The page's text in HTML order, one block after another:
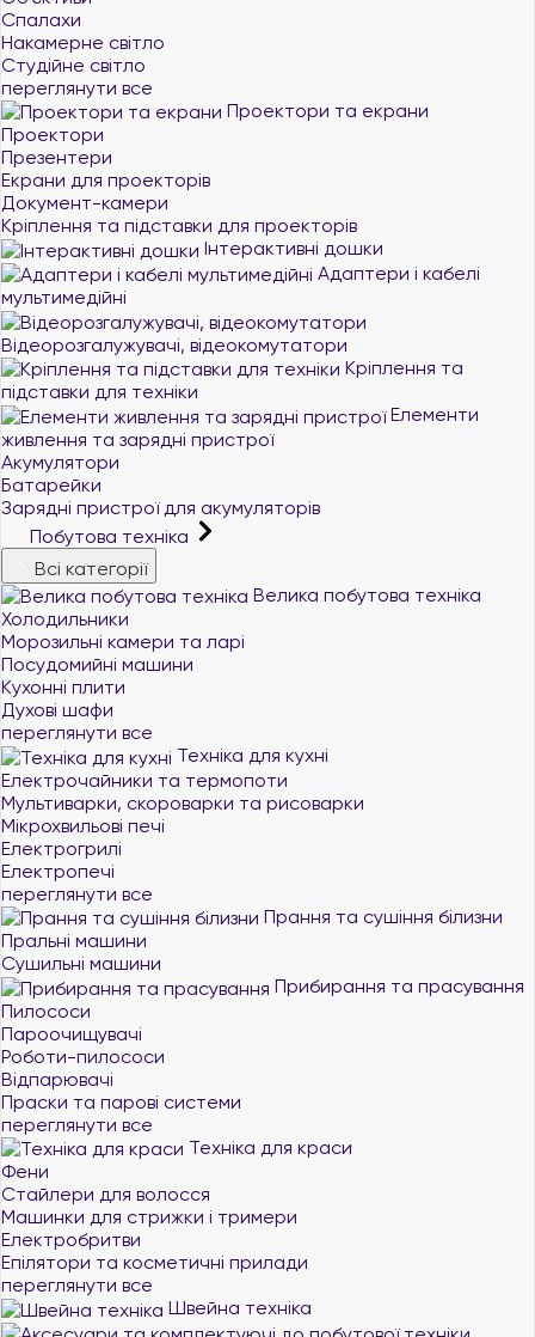
Спалахи
Накамерне світло
Студійне світло
переглянути все
Проектори та екрани
Проектори
Презентери
Екрани для проекторів
Документ-камери
Кріплення та підставки для проекторів
Інтерактивні дошки
Адаптери і кабелі
мультимедійні
Відеорозгалужувачі, відеокомутатори
Кріплення та
підставки для техніки
Елементи
живлення та зарядні пристрої
Акумулятори
Батарейки
Зарядні пристрої для акумуляторів
Побутова техніка
Всі категорії
Велика побутова техніка
Холодильники
Морозильні камери та ларі
Посудомийні машини
Кухонні плити
Духові шафи
переглянути все
Техніка для кухні
Електрочайники та термопоти
Мультиварки, скороварки та рисоварки
Мікрохвильові печі
Електрогрилі
Електропечі
переглянути все
Прання та сушіння білизни
Пральні машини
Сушильні машини
Прибирання та прасування
Пилососи
Пароочищувачі
Роботи-пилососи
Відпарювачі
Праски та парові системи
переглянути все
Техніка для краси
Фени
Стайлери для волосся
Машинки для стрижки і тримери
Електробритви
Епілятори та косметичні прилади
переглянути все
Швейна техніка